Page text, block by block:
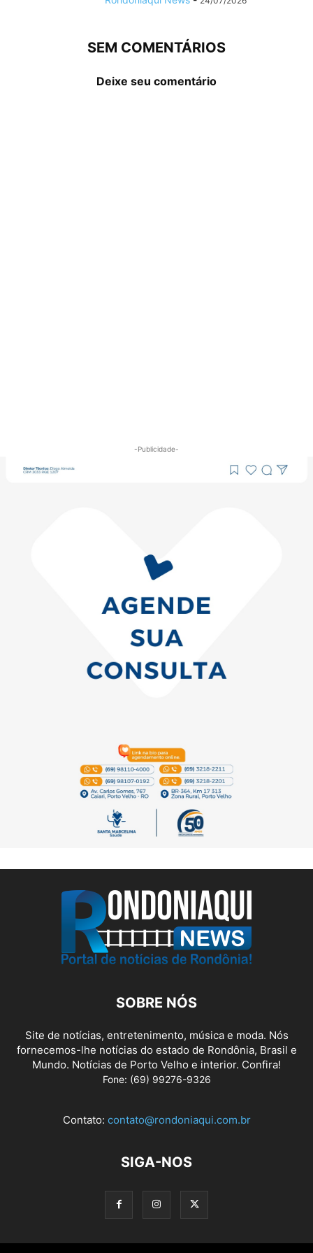
SEM COMENTÁRIOS
Deixe seu comentário
-Publicidade-
SOBRE NÓS
Site de notícias, entretenimento, música e moda. Nós
fornecemos-lhe notícias do estado de Rondônia, Brasil e
Mundo. Notícias de Porto Velho e interior. Confira!
Fone: (69) 99276-9326
Contato: contato@rondoniaqui.com.br
SIGA-NOS